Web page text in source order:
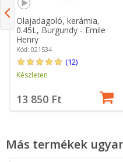
Olajadagoló, kerámia,
0.45L, Burgundy - Emile
Henry
Kód: 021534
(12)
Készleten
13 850 Ft
Más termékek